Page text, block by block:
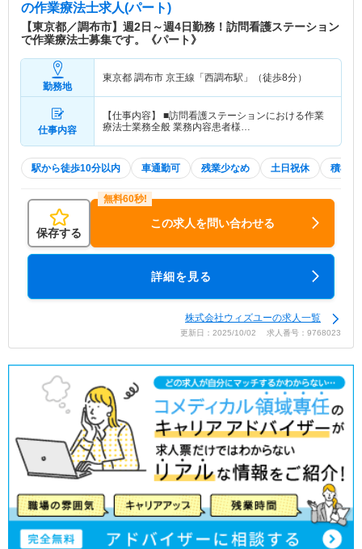
の作業療法士求人(パート)
【東京都／調布市】週2日～週4日勤務！訪問看護ステーション
で作業療法士募集です。《パート》
勤務地
東京都 調布市 京王線「西調布駅」（徒歩8分）
仕事内容
【仕事内容】 ■訪問看護ステーションにおける作業
療法士業務全般 業務内容患者様…
駅から徒歩10分以内 車通勤可 残業少なめ 土日祝休 積極採
保存する
この求人を問い合わせる
詳細を見る
株式会社ウィズユーの求人一覧
更新日：2025/10/02 求人番号：9768023